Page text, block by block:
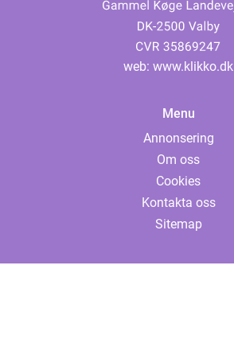
web: www.klikko.dk
Menu
Annonsering
Om oss
Cookies
Kontakta oss
Sitemap